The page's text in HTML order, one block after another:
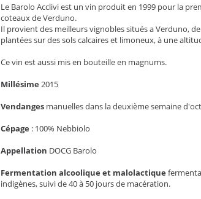
Le Barolo Acclivi est un vin produit en 1999 pour la
coteaux de Verduno.
Il provient des meilleurs vignobles situés a Verduno,
plantées sur des sols calcaires et limoneux, à une
Ce vin est aussi mis en bouteille en magnums.
Millésime 2015
Vendanges manuelles dans la deuxième semaine
Cépage : 100% Nebbiolo
Appellation DOCG Barolo
Fermentation alcoolique et malolactique
indigènes, suivi de 40 à 50 jours de macération.